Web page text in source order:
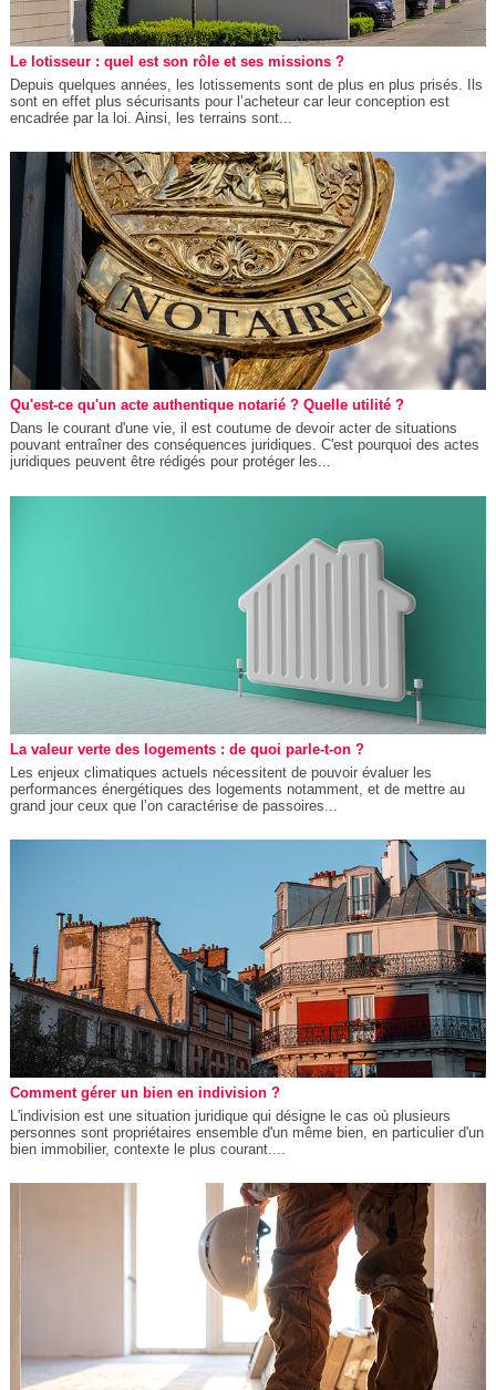
Le lotisseur : quel est son rôle et ses missions ?
Depuis quelques années, les lotissements sont de plus en plus prisés. Ils
sont en effet plus sécurisants pour l’acheteur car leur conception est
encadrée par la loi. Ainsi, les terrains sont...
Qu'est-ce qu'un acte authentique notarié ? Quelle utilité ?
Dans le courant d'une vie, il est coutume de devoir acter de situations
pouvant entraîner des conséquences juridiques. C'est pourquoi des actes
juridiques peuvent être rédigés pour protéger les...
La valeur verte des logements : de quoi parle-t-on ?
Les enjeux climatiques actuels nécessitent de pouvoir évaluer les
performances énergétiques des logements notamment, et de mettre au
grand jour ceux que l’on caractérise de passoires...
Comment gérer un bien en indivision ?
L'indivision est une situation juridique qui désigne le cas où plusieurs
personnes sont propriétaires ensemble d'un même bien, en particulier d'un
bien immobilier, contexte le plus courant....